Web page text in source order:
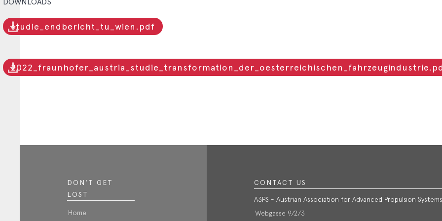
studie_endbericht_tu_wien.pdf
DON'T GET
LOST
Home
CONTACT US
A3PS - Austrian Association for Advanced Propulsion
Webgasse 9/2/3